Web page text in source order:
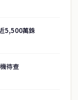
5,500萬銖
待查
為在泰華人讀者提